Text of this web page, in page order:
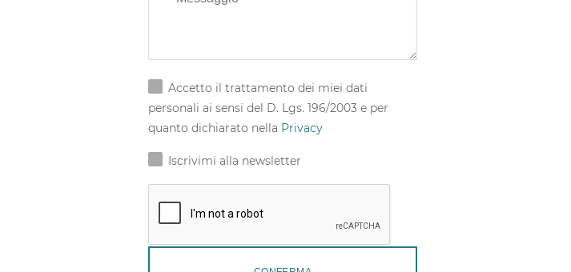
Accetto il trattamento dei miei dati
personali ai sensi del D. Lgs. 196/2003 e per
quanto dichiarato nella Privacy
Iscrivimi alla newsletter